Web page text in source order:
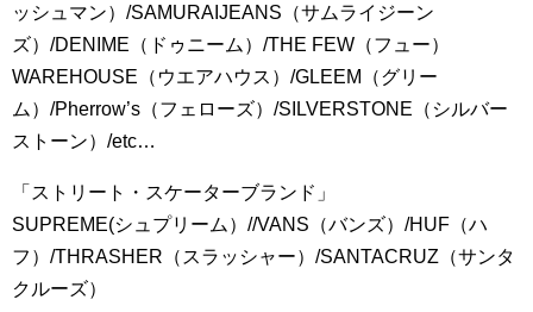
ッシュマン）/SAMURAIJEANS（サムライジーン
ズ）/DENIME（ドゥニーム）/THE FEW（フュー）
WAREHOUSE（ウエアハウス）/GLEEM（グリー
ム）/Pherrow’s（フェローズ）/SILVERSTONE（シルバー
ストーン）/etc…
「ストリート・スケーターブランド」
SUPREME(シュプリーム）//VANS（バンズ）/HUF（ハ
フ）/THRASHER（スラッシャー）/SANTACRUZ（サンタ
クルーズ）